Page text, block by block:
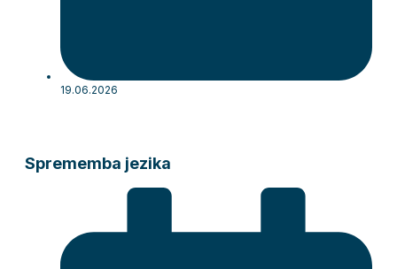
19.06.2026
Sprememba jezika